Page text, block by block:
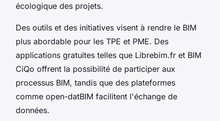
écologique des projets.
Des outils et des initiatives visent à rendre le BIM
plus abordable pour les TPE et PME. Des
applications gratuites telles que Librebim.fr et BIM
CiQo offrent la possibilité de participer aux
processus BIM, tandis que des plateformes
comme open-datBIM facilitent l'échange de
données.